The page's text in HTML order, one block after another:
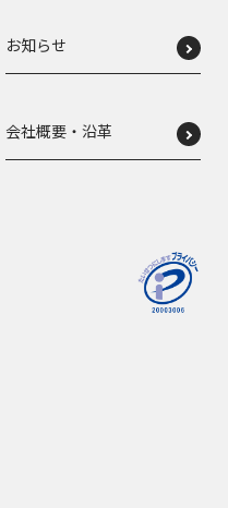
お知らせ
会社概要・沿革